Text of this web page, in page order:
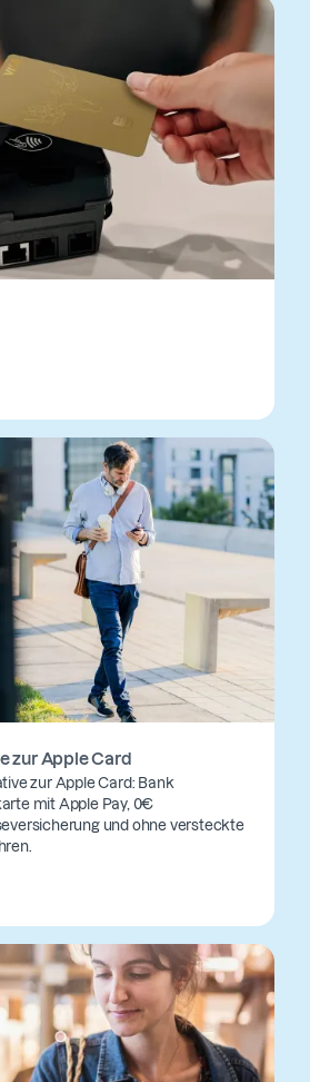
zur Apple Card
zur Apple Card: Bank
mit Apple Pay, 0€
und ohne versteckte